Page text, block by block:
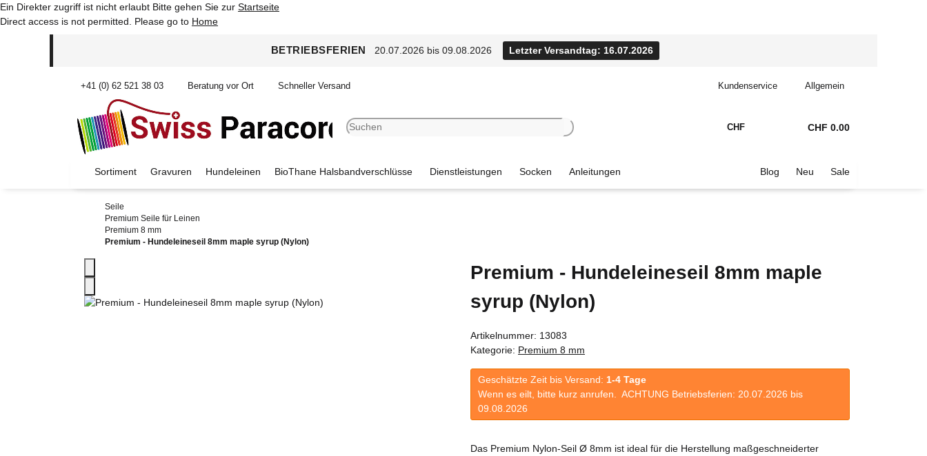
Ein Direkter zugriff ist nicht erlaubt Bitte gehen Sie zur Startseite
Direct access is not permitted. Please go to Home
BETRIEBSFERIEN 20.07.2026 bis 09.08.2026 Letzter Versandtag: 16.07.2026
+41 (0) 62 521 38 03 Beratung vor Ort Schneller Versand Kundenservice Allgemein
CHF CHF 0.00
Sortiment Gravuren Hundeleinen BioThane Halsbandverschlüsse Dienstleistungen Socken Anleitungen Blog Neu Sale
Seile
Premium Seile für Leinen
Premium 8 mm
Premium - Hundeleineseil 8mm maple syrup (Nylon)
Premium - Hundeleineseil 8mm maple
syrup (Nylon)
Artikelnummer: 13083
Kategorie: Premium 8 mm
Geschätzte Zeit bis Versand: 1-4 Tage
Wenn es eilt, bitte kurz anrufen. ACHTUNG Betriebsferien: 20.07.2026 bis
09.08.2026
Das Premium Nylon-Seil Ø 8mm ist ideal für die Herstellung maßgeschneiderter